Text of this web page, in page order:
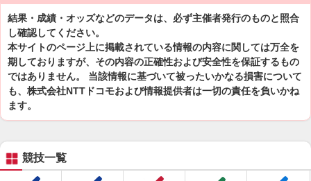
結果・成績・オッズなどのデータは、必ず主催者発行のものと照合
し確認してください。
本サイトのページ上に掲載されている情報の内容に関しては万全を
期しておりますが、その内容の正確性および安全性を保証するもの
ではありません。 当該情報に基づいて被ったいかなる損害について
も、株式会社NTTドコモおよび情報提供者は一切の責任を負いかね
ます。
競技一覧